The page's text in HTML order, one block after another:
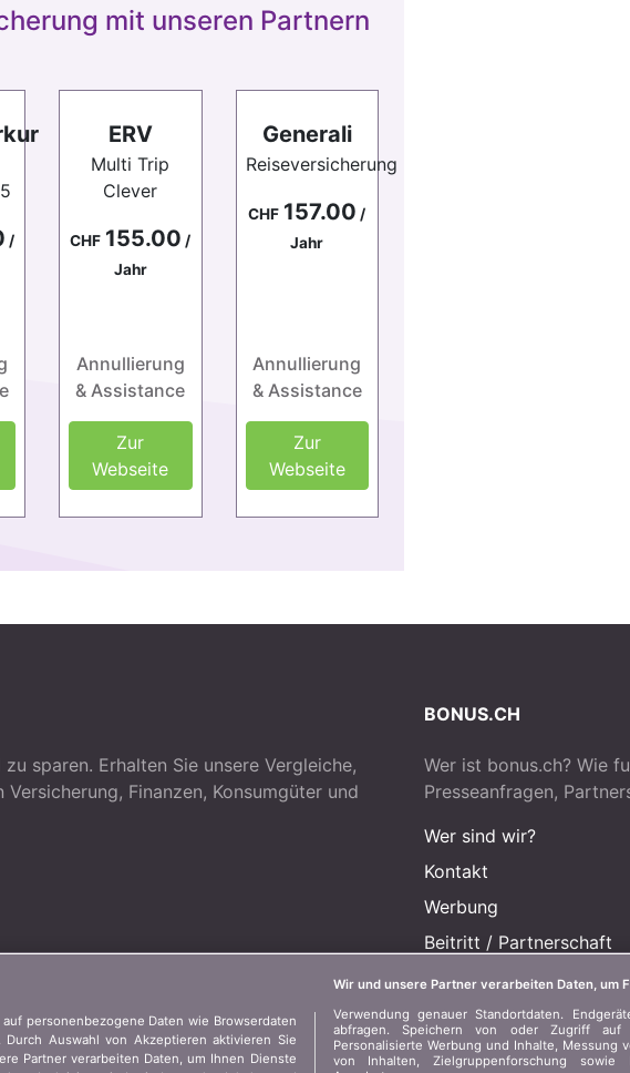
mit unseren Partnern
/
ERV
Multi Trip
Clever
CHF 155.00 /
Jahr
Annullierung
& Assistance
Zur
Webseite
Generali
Reiseversicherung
CHF 157.00 /
Jahr
Annullierung
& Assistance
Zur
Webseite
sparen. Erhalten Sie unsere Vergleiche,
Finanzen, Konsumgüter und
BONUS.CH
Wer ist bonus.ch? Wie
Presseanfragen,
Wer sind wir?
Kontakt
Werbung
Beitritt / Partnerschaft
Presse
personenbezogene Daten wie Browserdaten
Auswahl von Akzeptieren aktivieren Sie
Partner verarbeiten Daten, um Ihnen Dienste
Wir und unsere Partner verarbeiten Daten, um
Verwendung genauer Standortdaten.
abfragen. Speichern von oder Zugriff auf
Personalisierte Werbung und Inhalte, Messung
von Inhalten, Zielgruppenforschung sowie